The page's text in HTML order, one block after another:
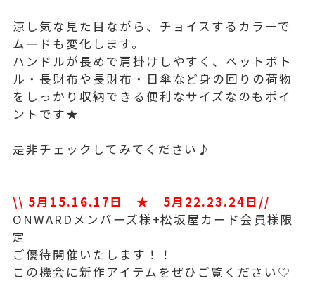
涼し気な見た目ながら、チョイスするカラーで
ムードも変化します。
ハンドルが長めで肩掛けしやすく、ペットボト
ル・長財布や長財布・日傘など身の回りの荷物
をしっかり収納できる便利なサイズなのもポイ
ントです★
是非チェックしてみてください♪
\\ 5月15.16.17日 ★ 5月22.23.24日//
ONWARDメンバーズ様+松坂屋カード会員様限
定
ご優待開催いたします！！
この機会に新作アイテムをぜひご覧ください♡